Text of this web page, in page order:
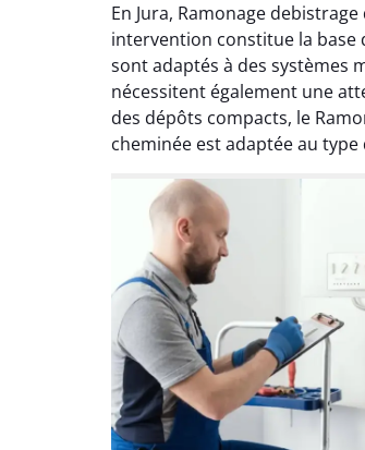
En Jura, Ramonage
intervention constitue la base
sont adaptés à des systèmes
nécessitent également une
des dépôts compacts, le
cheminée est adaptée au